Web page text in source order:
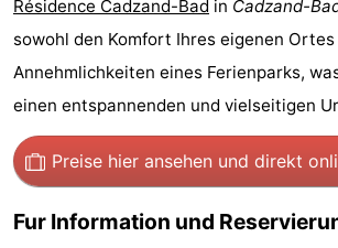
tun
Museen
-
Mühlen
-
Aussichtspunkte
Attraktionen
Résidence Cadzand-Bad in Cadzand-
sowohl den Komfort Ihres eigenen
Annehmlichkeiten eines Ferienparks,
einen entspannenden und vielseitigen
Preise hier ansehen und direkt
Fur Information und